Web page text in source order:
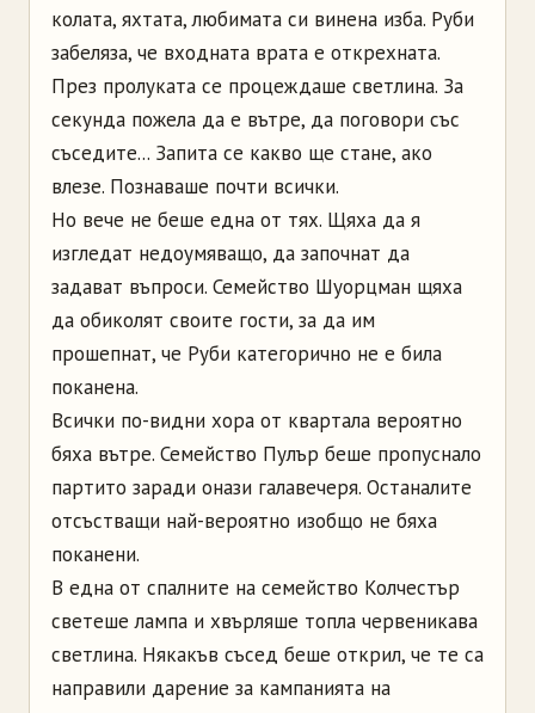
колата, яхтата, любимата си винена изба. Руби
забеляза, че входната врата е открехната.
През пролуката се процеждаше светлина. За
секунда пожела да е вътре, да поговори със
съседите... Запита се какво ще стане, ако
влезе. Познаваше почти всички.
Но вече не беше една от тях. Щяха да я
изгледат недоумяващо, да започнат да
задават въпроси. Семейство Шуорцман щяха
да обиколят своите гости, за да им
прошепнат, че Руби категорично не е била
поканена.
Всички по-видни хора от квартала вероятно
бяха вътре. Семейство Пулър беше пропуснало
партито заради онази галавечеря. Останалите
отсъстващи най-вероятно изобщо не бяха
поканени.
В една от спалните на семейство Колчестър
светеше лампа и хвърляше топла червеникава
светлина. Някакъв съсед беше открил, че те са
направили дарение за кампанията на